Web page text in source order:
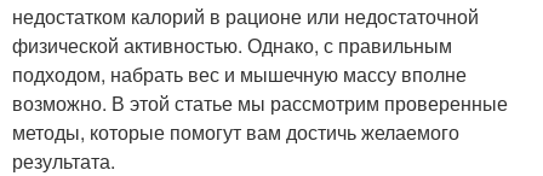
недостатком калорий в рационе или недостаточной
физической активностью. Однако, с правильным
подходом, набрать вес и мышечную массу вполне
возможно. В этой статье мы рассмотрим проверенные
методы, которые помогут вам достичь желаемого
результата.